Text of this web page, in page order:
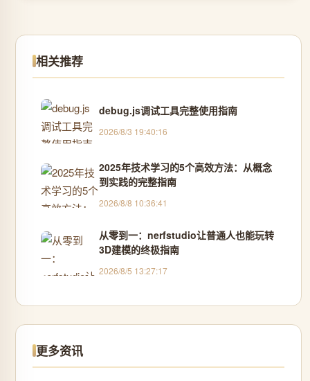
相关推荐
debug.js调试工具完整使用指南
2026/8/3 19:40:16
2025年技术学习的5个高效方法：从概念
到实践的完整指南
2026/8/8 10:36:41
从零到一：nerfstudio让普通人也能玩转
3D建模的终极指南
2026/8/5 13:27:17
更多资讯